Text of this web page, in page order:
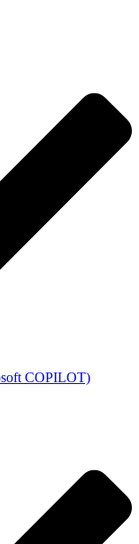
COPILOT)